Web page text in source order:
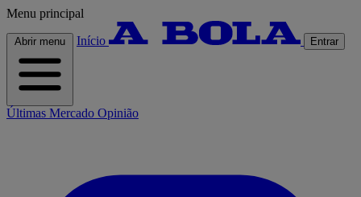
Menu principal
Abrir menu Início Entrar
Últimas Mercado Opinião